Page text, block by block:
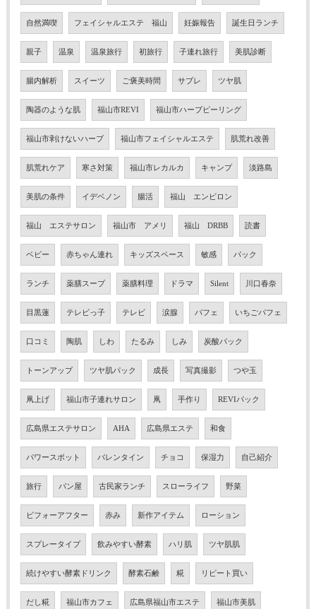
自然満喫 フェイシャルエステ 福山 妊娠報告 誕生日ランチ
親子 温泉 温泉旅行 初旅行 子連れ旅行 美肌診断
腸内解析 スイーツ ご褒美時間 サブレ ツヤ肌
陶器のような肌 福山市REVI 福山市ハーブピーリング
福山市剥けないハーブ 福山市フェイシャルエステ 肌荒れ改善
肌荒れケア 寒さ対策 福山市レカルカ キャンプ 淡路島
美肌の条件 イデベノン 腸活 福山 エンビロン
福山 エステサロン 福山市 アメリ 福山 DRBB 読書
ベビー 赤ちゃん連れ キッズスペース 敏感 パック
ランチ 薬膳スープ 薬膳料理 ドラマ Silent 川口春奈
目黒蓮 テレビっ子 テレビ 涙腺 パフェ いちごパフェ
口コミ 陶肌 しわ たるみ しみ 炭酸パック
トーンアップ ツヤ肌パック 成長 写真撮影 つや玉
凧上げ 福山市子連れサロン 凧 手作り REVIパック
広島県エステサロン AHA 広島県エステ 和食
パワースポット バレンタイン チョコ 保湿力 自己紹介
旅行 パン屋 古民家ランチ スローライフ 野菜
ビフォーアフター 赤み 新作アイテム ローション
スプレータイプ 飲みやすい酵素 ハリ肌 ツヤ肌肌
続けやすい酵素ドリンク 酵素石鹸 糀 リピート買い
だし糀 福山市カフェ 広島県福山市エステ 福山市美肌